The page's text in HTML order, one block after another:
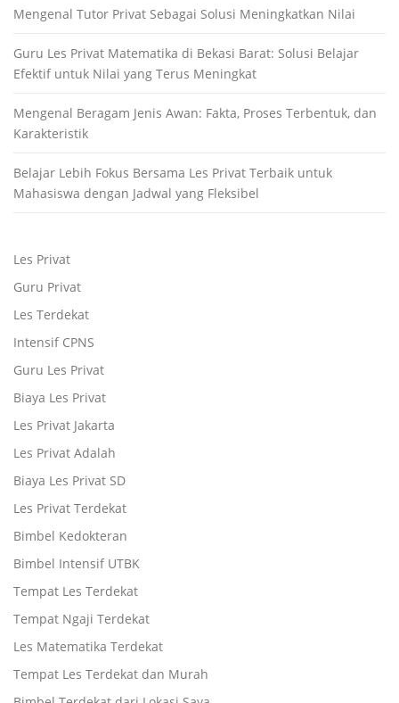
Mengenal Tutor Privat Sebagai Solusi Meningkatkan Nilai
Guru Les Privat Matematika di Bekasi Barat: Solusi Belajar
Efektif untuk Nilai yang Terus Meningkat
Mengenal Beragam Jenis Awan: Fakta, Proses Terbentuk, dan
Karakteristik
Belajar Lebih Fokus Bersama Les Privat Terbaik untuk
Mahasiswa dengan Jadwal yang Fleksibel
Les Privat
Guru Privat
Les Terdekat
Intensif CPNS
Guru Les Privat
Biaya Les Privat
Les Privat Jakarta
Les Privat Adalah
Biaya Les Privat SD
Les Privat Terdekat
Bimbel Kedokteran
Bimbel Intensif UTBK
Tempat Les Terdekat
Tempat Ngaji Terdekat
Les Matematika Terdekat
Tempat Les Terdekat dan Murah